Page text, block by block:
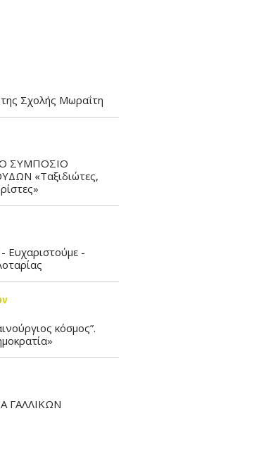
Σχολής Μωραΐτη
ΣΥΜΠΟΣΙΟ
«Ταξιδιώτες,
Ευχαριστούμε -
κόσμος”.
ΓΑΛΛΙΚΩΝ